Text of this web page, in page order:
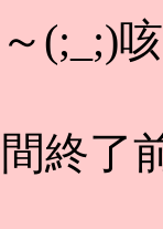
(;_;)
終了